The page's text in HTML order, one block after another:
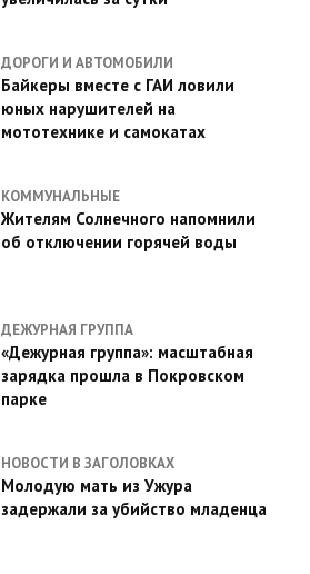
ДОРОГИ И АВТОМОБИЛИ
Байкеры вместе с ГАИ ловили
юных нарушителей на
мототехнике и самокатах
КОММУНАЛЬНЫЕ
Жителям Солнечного напомнили
об отключении горячей воды
ДЕЖУРНАЯ ГРУППА
«Дежурная группа»: масштабная
зарядка прошла в Покровском
парке
НОВОСТИ В ЗАГОЛОВКАХ
Молодую мать из Ужура
задержали за убийство младенца